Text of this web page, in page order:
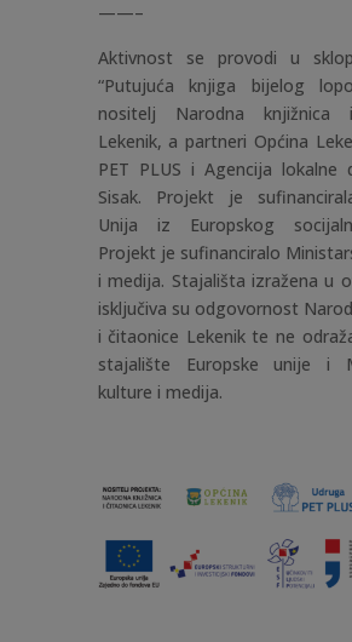
——–
Aktivnost se provodi u
“Putujuća knjiga bijelog
nositelj Narodna knjižnica
Lekenik, a partneri Općina
PET PLUS i Agencija lokalne
Sisak. Projekt je
Unija iz Europskog
Projekt je sufinanciralo
i medija. Stajališta izražena u
isključiva su odgovornost
i čitaonice Lekenik te ne
stajalište Europske unije i
kulture i medija.